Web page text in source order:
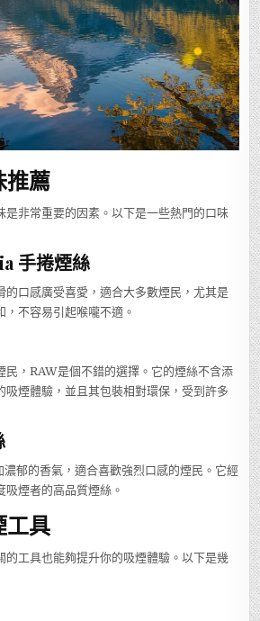
推薦
是非常重要的因素。以下是一些熱門的口味
手捲煙絲
的口感廣受喜愛，適合大多數煙民，尤其是
不容易引起喉嚨不適。
民，RAW是個不錯的選擇。它的煙絲不含添
吸煙體驗，並且其包裝相對環保，受到許多
郁的香氣，適合喜歡強烈口感的煙民。它經
吸煙者的高品質煙絲。
工具
的工具也能夠提升你的吸煙體驗。以下是幾